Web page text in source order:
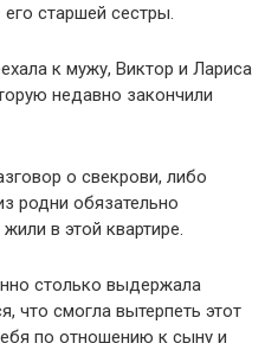
старшей сестры.
к мужу, Виктор и Лариса
недавно закончили
о свекрови, либо
родни обязательно
в этой квартире.
столько выдержала
что смогла вытерпеть этот
по отношению к сыну и